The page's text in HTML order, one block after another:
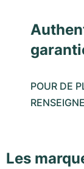
POUR DE
Les